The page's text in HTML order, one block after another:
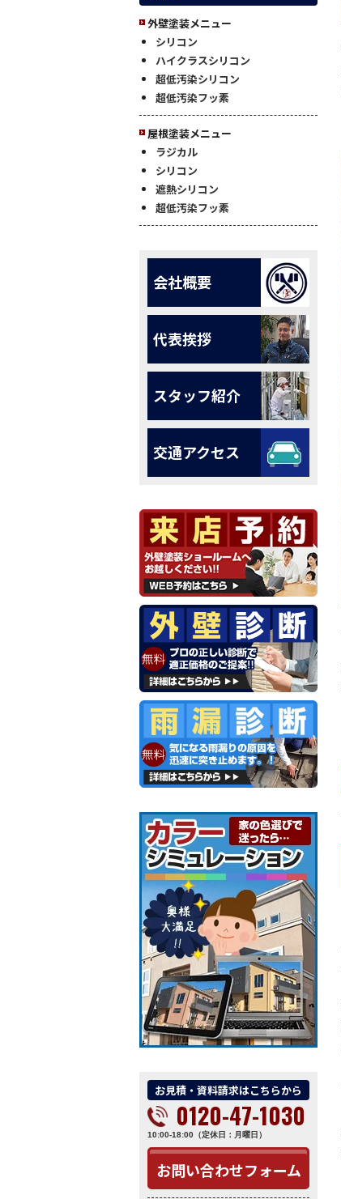
外壁塗装メニュー
シリコン
ハイクラスシリコン
超低汚染シリコン
超低汚染フッ素
屋根塗装メニュー
ラジカル
シリコン
遮熱シリコン
超低汚染フッ素
会社概要
代表挨拶
スタッフ紹介
交通アクセス
お見積・資料請求はこちらから
0120-47-1030
10:00-18:00（定休日：月曜日）
お問い合わせフォーム